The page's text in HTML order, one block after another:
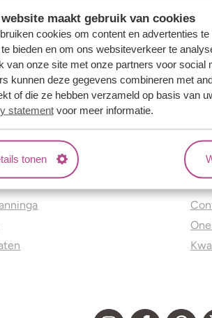
website maakt gebruik van cookies
cookies om content en advertenties
bieden en om ons websiteverkeer te
van onze site met onze partners voor social
kunnen deze gegevens combineren met
of die ze hebben verzameld op basis van
statementvoor meer informatie.
tonen
ons